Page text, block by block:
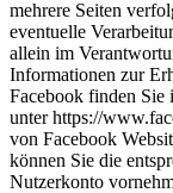
mehrere Seiten
eventuelle
allein im
Informationen zur
Facebook finden Sie
unter https://
von Facebook
können Sie die
Nutzerkonto